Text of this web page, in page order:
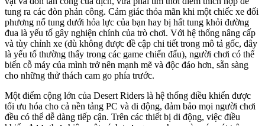
tung ra các đòn phản công. Cảm giác thỏa mãn khi một chiếc xe đối
phương nổ tung dưới hỏa lực của bạn hay bị hất tung khỏi đường
đua là yếu tố gây nghiện chính của trò chơi. Với hệ thống nâng cấp
và tùy chỉnh xe (dù không được đề cập chi tiết trong mô tả gốc, đây
là yếu tố thường thấy trong các game chiến đấu), người chơi có thể
biến cỗ máy của mình trở nên mạnh mẽ và độc đáo hơn, sẵn sàng
cho những thử thách cam go phía trước.
Một điểm cộng lớn của Desert Riders là hệ thống điều khiển được
tối ưu hóa cho cả nền tảng PC và di động, đảm bảo mọi người chơi
đều có thể dễ dàng tiếp cận. Trên các thiết bị di động, việc điều